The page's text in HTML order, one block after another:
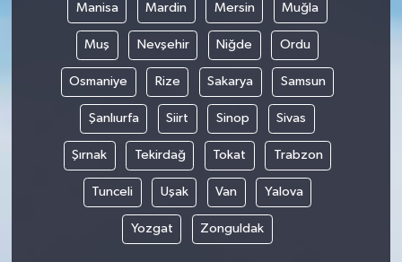
Manisa Mardin Mersin Muğla
Muş Nevşehir Niğde Ordu
Osmaniye Rize Sakarya Samsun
Şanlıurfa Siirt Sinop Sivas
Şırnak Tekirdağ Tokat Trabzon
Tunceli Uşak Van Yalova
Yozgat Zonguldak